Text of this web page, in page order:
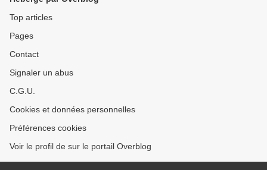
Top articles
Pages
Contact
Signaler un abus
C.G.U.
Cookies et données personnelles
Préférences cookies
Voir le profil de sur le portail Overblog